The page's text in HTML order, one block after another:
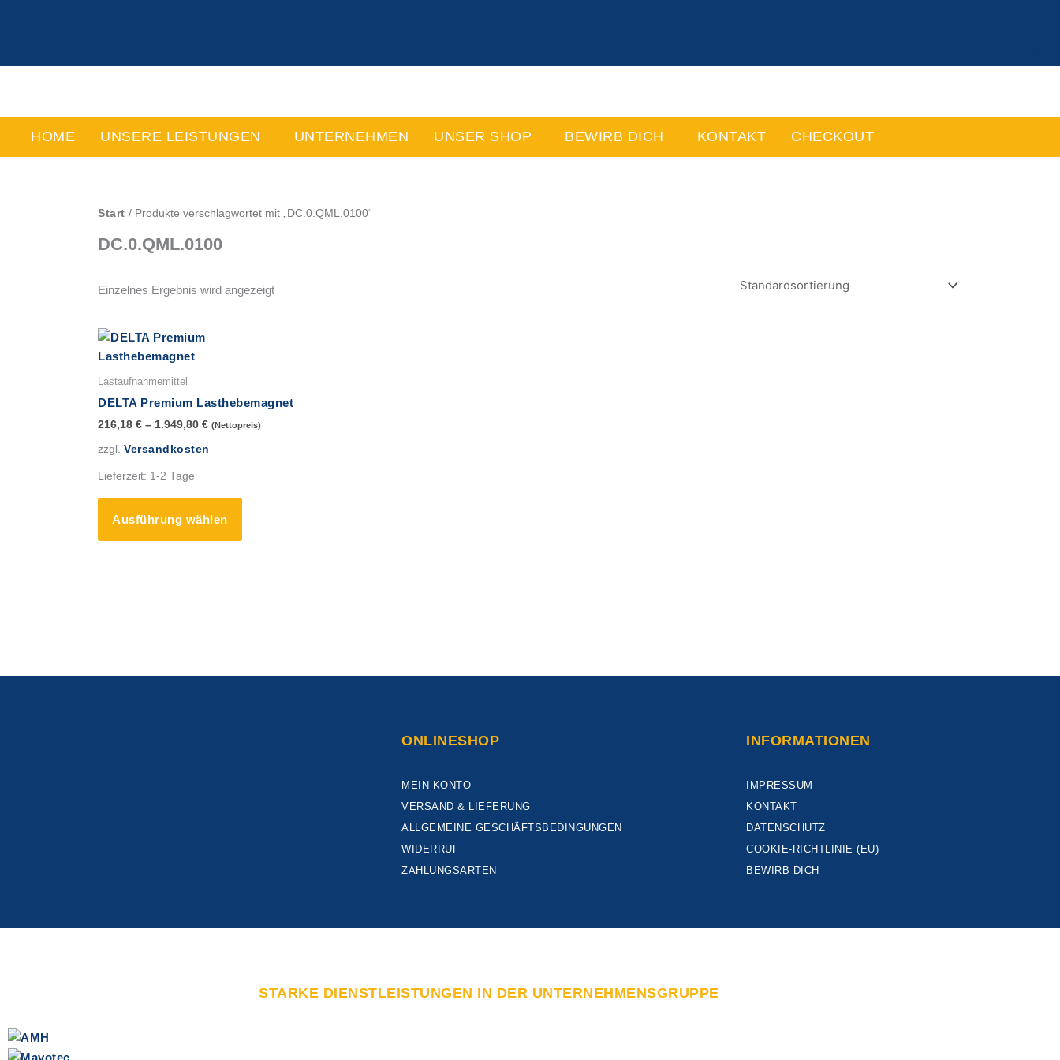
HOME UNSERE LEISTUNGEN UNTERNEHMEN UNSER SHOP BEWIRB DICH KONTAKT CHECKOUT
Start / Produkte verschlagwortet mit „DC.0.QML.0100“
DC.0.QML.0100
Einzelnes Ergebnis wird angezeigt
Lastaufnahmemittel
DELTA Premium Lasthebemagnet
216,18 € – 1.949,80 € (Nettopreis)
zzgl. Versandkosten
Lieferzeit: 1-2 Tage
Ausführung wählen
Varianten
auf.
Produktseite
ONLINESHOP
MEIN KONTO
VERSAND & LIEFERUNG
ALLGEMEINE GESCHÄFTSBEDINGUNGEN
WIDERRUF
ZAHLUNGSARTEN
INFORMATIONEN
IMPRESSUM
KONTAKT
DATENSCHUTZ
COOKIE-RICHTLINIE (EU)
BEWIRB DICH
STARKE DIENSTLEISTUNGEN IN DER UNTERNEHMENSGRUPPE